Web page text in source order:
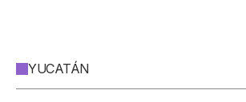
YUCATÁN